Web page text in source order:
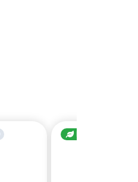
ECOBONUS